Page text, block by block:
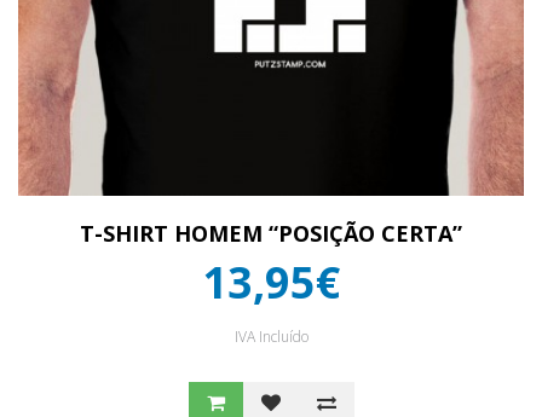
T-SHIRT HOMEM “POSIÇÃO CERTA”
13,95€
IVA Incluído